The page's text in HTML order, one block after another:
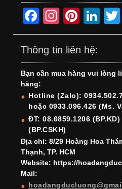
F
a
c
e
b
o
o
k
In
st
a
gr
a
m
Pi
nt
er
e
st
Li
n
e
dI
n
Thông tin liên hệ:
Bạn cần mua hàng vui lòng
hàng:
Hotline (Zalo):
hoặc 0933.096.426 (Ms.
ĐT: 08.6859.1206
(BP.CSKH)
Địa chỉ: 8/29 Hoàng Hoa
Thạnh, TP. HCM
Website: https://
Mail: